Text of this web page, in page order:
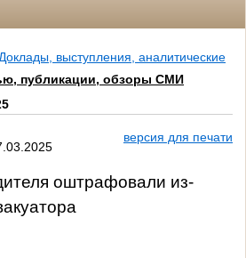
выступления, аналитические
публикации, обзоры СМИ
версия для печати
оштрафовали из-